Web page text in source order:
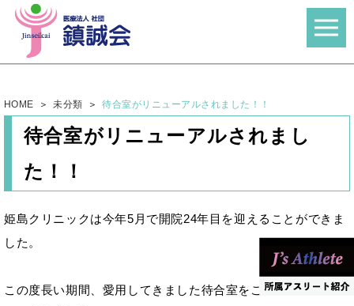
HOME 未分類 待合室がリニューアルされました！！
待合室がリニューアルされまし
た！！
姫島クリニックは今年5月で開院24年目を迎えることができま
した。
この度長い期間、愛用してきました待合室をこの度リニューア